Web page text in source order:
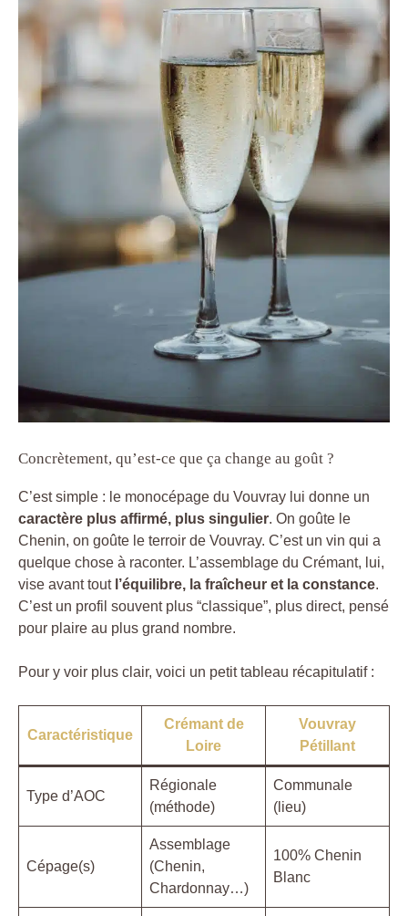
Concrètement, qu’est-ce que ça change au goût ?
C’est simple : le monocépage du Vouvray lui donne un
caractère plus affirmé, plus singulier. On goûte le
Chenin, on goûte le terroir de Vouvray. C’est un vin qui a
quelque chose à raconter. L’assemblage du Crémant, lui,
vise avant tout l’équilibre, la fraîcheur et la constance.
C’est un profil souvent plus “classique”, plus direct, pensé
pour plaire au plus grand nombre.
Pour y voir plus clair, voici un petit tableau récapitulatif :
Caractéristique
Crémant de
Loire
Vouvray
Pétillant
Type d’AOC
Régionale
(méthode)
Communale
(lieu)
Cépage(s)
Assemblage
(Chenin,
Chardonnay…)
100% Chenin
Blanc